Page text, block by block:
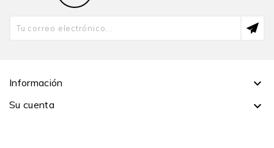
(2015) y Nuevas aproximaciones a viejas polémicas:
Maestría en Escritura Creativa y es docente a tiempo
Información 
Su cuenta 